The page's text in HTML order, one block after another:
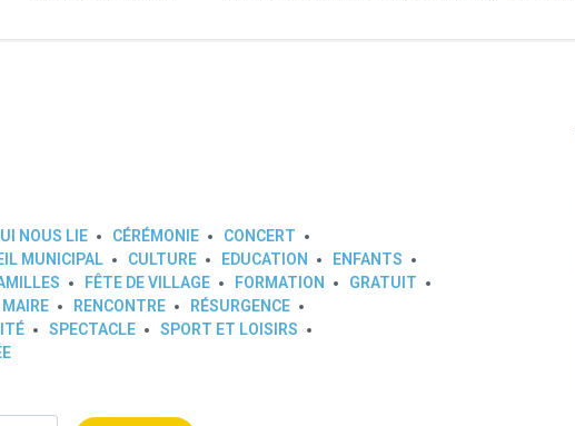
NOUS LIE CÉRÉMONIE
CONCERT
MUNICIPAL CULTURE EDUCATION
ENFANTS
FÊTE DE VILLAGE FORMATION
GRATUIT
MAIRE RENCONTRE
RÉSURGENCE
SPECTACLE
SPORT ET LOISIRS